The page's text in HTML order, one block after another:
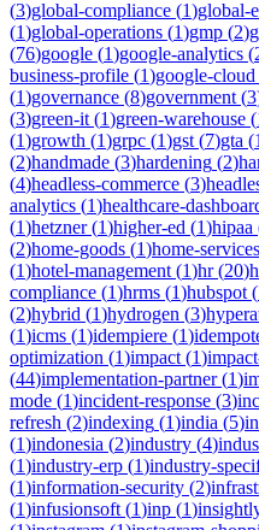
(3)global-compliance (1)global-
(1)global-operations (1)gmp (2)
(76)google (1)google-analytics (
business-profile (1)google-cloud
(1)governance (8)government (3
(3)green-it (1)green-warehouse (
(1)growth (1)grpc (1)gst (7)gta (1
(2)handmade (3)hardening (2)
(4)headless-commerce (3)
analytics (1)healthcare-
(1)hetzner(1)higher-ed (1)hipaa
(2)home-goods (1)home-services
(1)hotel-management (1)hr(20)
compliance (1)hrms (1)hubspot (
(2)hybrid (1)hydrogen (3)
(1)icms (1)idempiere (1)
optimization (1)impact (1)
(44)implementation-partner(1)
mode (1)incident-response (3)
refresh (2)indexing (1)india (5)
(1)indonesia (2)industry (4)
(1)industry-erp (1)industry-
(1)information-security (2)
(1)infusionsoft (1)inp (1)